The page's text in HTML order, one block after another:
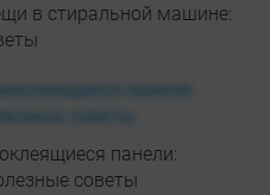
в стиральной машине:
панели:
советы